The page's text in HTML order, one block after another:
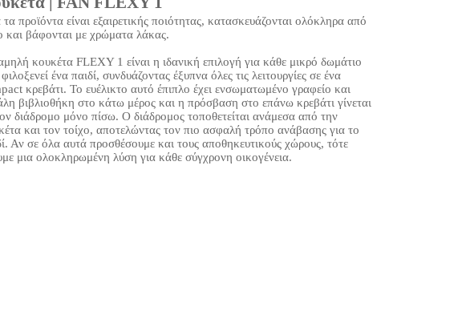
προϊόντα είναι εξαιρετικής ποιότητας, κατασκευάζονται ολόκληρα από
και βάφονται με χρώματα λάκας.
κουκέτα FLEXY 1 είναι η ιδανική επιλογή για κάθε μικρό δωμάτιο
ένα παιδί, συνδυάζοντας έξυπνα όλες τις λειτουργίες σε ένα
κρεβάτι. Το ευέλικτο αυτό έπιπλο έχει ενσωματωμένο γραφείο και
βιβλιοθήκη στο κάτω μέρος και η πρόσβαση στο επάνω κρεβάτι γίνεται
διάδρομο μόνο πίσω. Ο διάδρομος τοποθετείται ανάμεσα από την
και τον τοίχο, αποτελώντας τον πιο ασφαλή τρόπο ανάβασης για το
Αν σε όλα αυτά προσθέσουμε και τους αποθηκευτικούς χώρους, τότε
μια ολοκληρωμένη λύση για κάθε σύγχρονη οικογένεια.